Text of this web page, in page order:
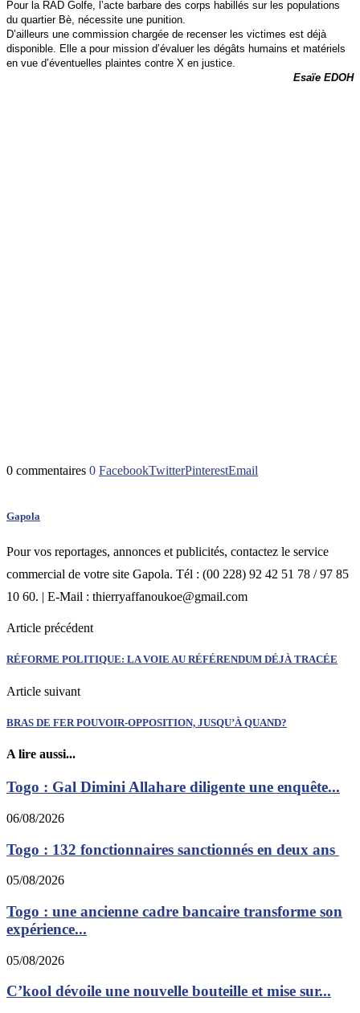
Pour la RAD Golfe, l’acte barbare des corps habillés sur les populations
du quartier Bè, nécessite une punition.
D’ailleurs une commission chargée de recenser les victimes est déjà
disponible. Elle a pour mission d’évaluer les dégâts humains et matériels
en vue d’éventuelles plaintes contre X en justice.
Esaïe EDOH
0 commentaires 0 FacebookTwitterPinterestEmail
Gapola
Pour vos reportages, annonces et publicités, contactez le service
commercial de votre site Gapola. Tél : (00 228) 92 42 51 78 / 97 85
10 60. | E-Mail : thierryaffanoukoe@gmail.com
Article précédent
RÉFORME POLITIQUE: LA VOIE AU RÉFÉRENDUM DÉJÀ TRACÉE
Article suivant
BRAS DE FER POUVOIR-OPPOSITION, JUSQU’À QUAND?
A lire aussi...
Togo : Gal Dimini Allahare diligente une enquête...
06/08/2026
Togo : 132 fonctionnaires sanctionnés en deux ans
05/08/2026
Togo : une ancienne cadre bancaire transforme son
expérience...
05/08/2026
C’kool dévoile une nouvelle bouteille et mise sur...